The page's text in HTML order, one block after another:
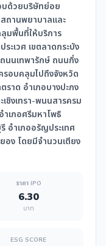
บด้วยบริษัทย่อย
ถานพยาบาลและ
มพื้นที่ให้บริการ
ะเวศ เขตลาดกระบัง
นนเทพารักษ์ ถนนกิ่ง
รอบคลุมไปถึงจังหวัด
าด อำเภอบางปะกง
ชิงเทรา-พนนสารครม
ำเภอศรีมหาโพธิ
อำเภออรัญประเทศ
อง โดยมีจำนวนเตียง
ราคา IPO
6.30
บาท
ESG SCORE